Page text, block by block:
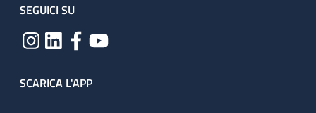
SEGUICI SU
SCARICA L'APP